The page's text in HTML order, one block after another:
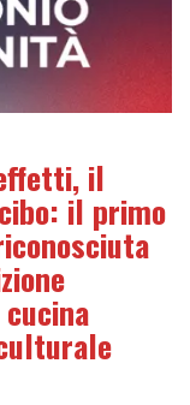
il
il primo